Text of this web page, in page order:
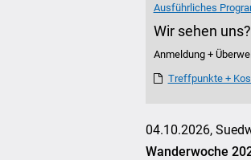
Ausführliches
Wir sehen
Anmeldung +
Treffpunkte +
04.10.2026,
Wanderwoche